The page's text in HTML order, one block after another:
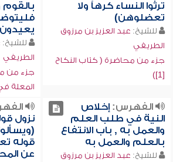
ترثوا النساء كرهاً ولا
تعضلوهن)
للشيخ: عبد العزيز بن مرزوق
الطريفي
جزء من محاضرة ( كتاب النكاح
[1])
للشيخ:
الطريفي
جزء من
المعلة في
الفهرس:إخلاص
النية في طلب العلم
والعمل به , باب الانتفاع
بالعلم والعمل به
للشيخ: عبد العزيز بن مرزوق
نزول
قوله
عن